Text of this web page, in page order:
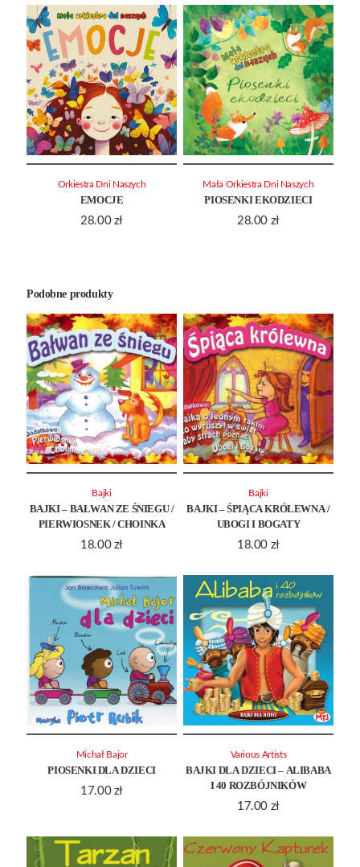
EMOCJE
28.00 zł
Orkiestra Dni Naszych
PIOSENKI EKODZIECI
28.00 zł
Mała Orkiestra Dni Naszych
Podobne produkty
BAJKI – BAŁWAN ZE ŚNIEGU /
PIERWIOSNEK / CHOINKA
18.00 zł
Bajki
BAJKI – ŚPIĄCA KRÓLEWNA /
UBOGI I BOGATY
18.00 zł
Bajki
PIOSENKI DLA DZIECI
17.00 zł
Michał Bajor
BAJKI DLA DZIECI – ALIBABA
I 40 ROZBÓJNIKÓW
17.00 zł
Various Artists